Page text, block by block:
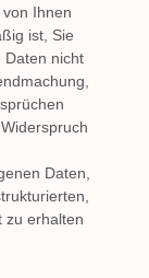
Ihnen
ist, Sie
Daten nicht
Daten,
zu erhalten